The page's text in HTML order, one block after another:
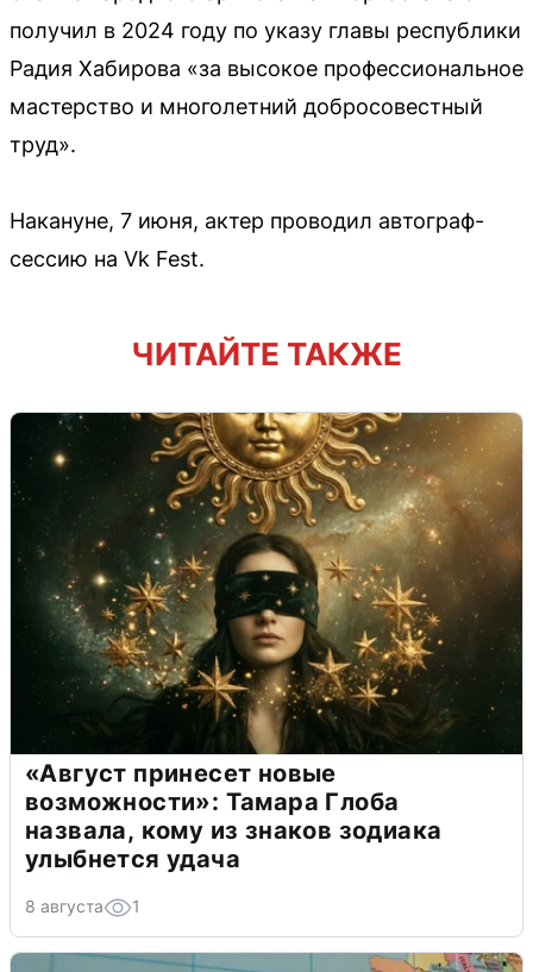
получил в 2024 году по указу главы республики
Радия Хабирова «за высокое профессиональное
мастерство и многолетний добросовестный
труд».
Накануне, 7 июня, актер проводил автограф-
сессию на Vk Fest.
ЧИТАЙТЕ ТАКЖЕ
«Август принесет новые
возможности»: Тамара Глоба
назвала, кому из знаков зодиака
улыбнется удача
8 августа 1